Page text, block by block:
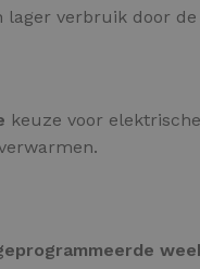
verbruik door
keuze voor